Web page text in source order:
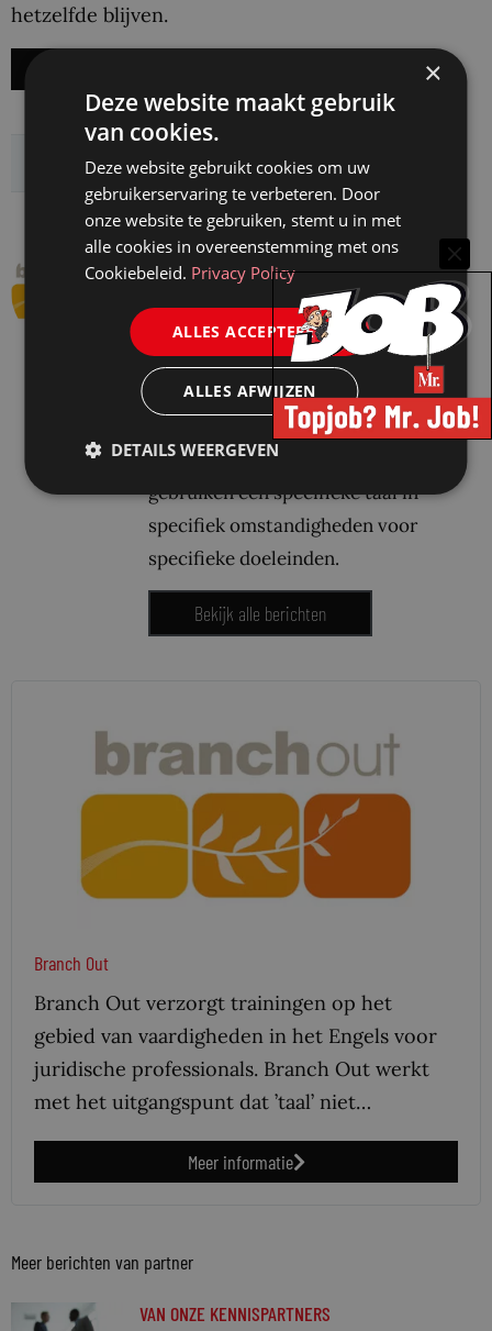
hetzelfde blijven.
Delen:
Branch Out Legal
Branch Out verzorgt trainingen
op het gebied van vaardigheden
in het Engels voor juridische
professionals. Branch Out werkt
met het uitgangspunt dat “taal”
niet op zichzelf staat; we
gebruiken een specifieke taal in
specifiek omstandigheden voor
specifieke doeleinden.
Bekijk alle berichten
Branch Out
Branch Out verzorgt trainingen op het
gebied van vaardigheden in het Engels voor
juridische professionals. Branch Out werkt
met het uitgangspunt dat ’taal’ niet…
Meer informatie
Meer berichten van partner
VAN ONZE KENNISPARTNERS
×
Deze website maakt gebruik
van cookies.
Deze website gebruikt cookies om uw
gebruikerservaring te verbeteren. Door
onze website te gebruiken, stemt u in met
alle cookies in overeenstemming met ons
Cookiebeleid. Privacy Policy
ALLES ACCEPTEREN
ALLES AFWIJZEN
DETAILS WEERGEVEN